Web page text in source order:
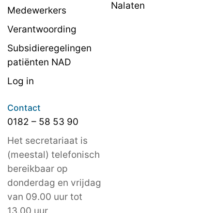
Medewerkers
Verantwoording
Subsidieregelingen
patiënten NAD
Log in
Nalaten
Contact
0182 – 58 53 90
Het secretariaat is
(meestal) telefonisch
bereikbaar op
donderdag en vrijdag
van 09.00 uur tot